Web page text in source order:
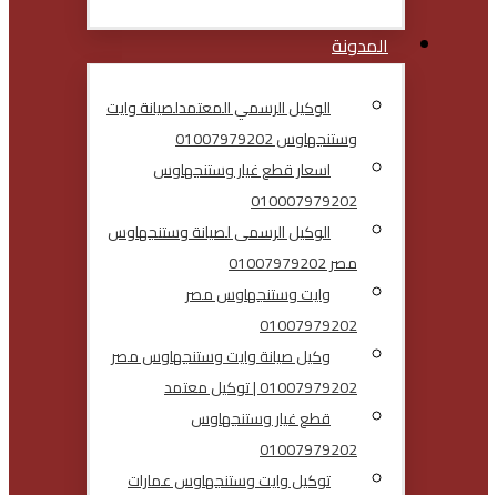
المدونة
الوكيل الرسمي المعتمدلصيانة وايت
وستنجهاوس 01007979202
اسعار قطع غيار وستنجهاوس
010007979202
الوكيل الرسمى لصيانة وستنجهاوس
مصر 01007979202
وايت وستنجهاوس مصر
01007979202
وكيل صيانة وايت وستنجهاوس مصر
01007979202 | توكيل معتمد
قطع غيار وستنجهاوس
01007979202
توكيل وايت وستنجهاوس عمارات